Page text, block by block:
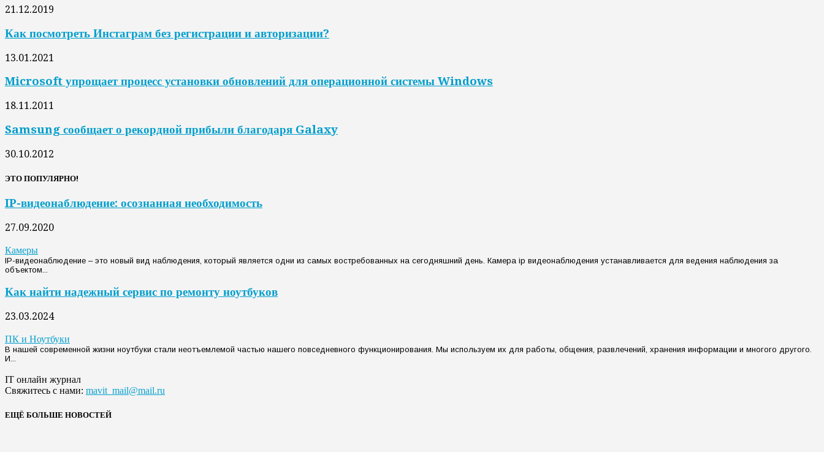
21.12.2019
Как посмотреть Инстаграм без регистрации и авторизации?
13.01.2021
Microsoft упрощает процесс установки обновлений для операционной системы Windows
18.11.2011
Samsung сообщает о рекордной прибыли благодаря Galaxy
30.10.2012
ЭТО ПОПУЛЯРНО!
IP-видеонаблюдение: осознанная необходимость
27.09.2020
Камеры
IP-видеонаблюдение – это новый вид наблюдения, который является одни из самых востребованных на сегодняшний день. Камера ip видеонаблюдения устанавливается для ведения наблюдения за
объектом...
Как найти надежный сервис по ремонту ноутбуков
23.03.2024
ПК и Ноутбуки
В нашей современной жизни ноутбуки стали неотъемлемой частью нашего повседневного функционирования. Мы используем их для работы, общения, развлечений, хранения информации и многого другого.
И...
IT онлайн журнал
Свяжитесь с нами: mavit_mail@mail.ru
ЕЩЁ БОЛЬШЕ НОВОСТЕЙ